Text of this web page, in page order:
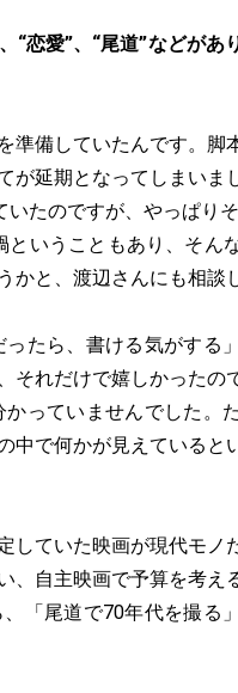
“恋愛”、“尾道”などがあ
準備していたんです。脚
が延期となってしまいま
たのですが、やっぱり
いうこともあり、そん
と、渡辺さんにも相談
たら、書ける気がする
それだけで嬉しかったの
っていませんでした。
中で何かが見えていると
していた映画が現代モノ
、自主映画で予算を考え
「尾道で70年代を撮る